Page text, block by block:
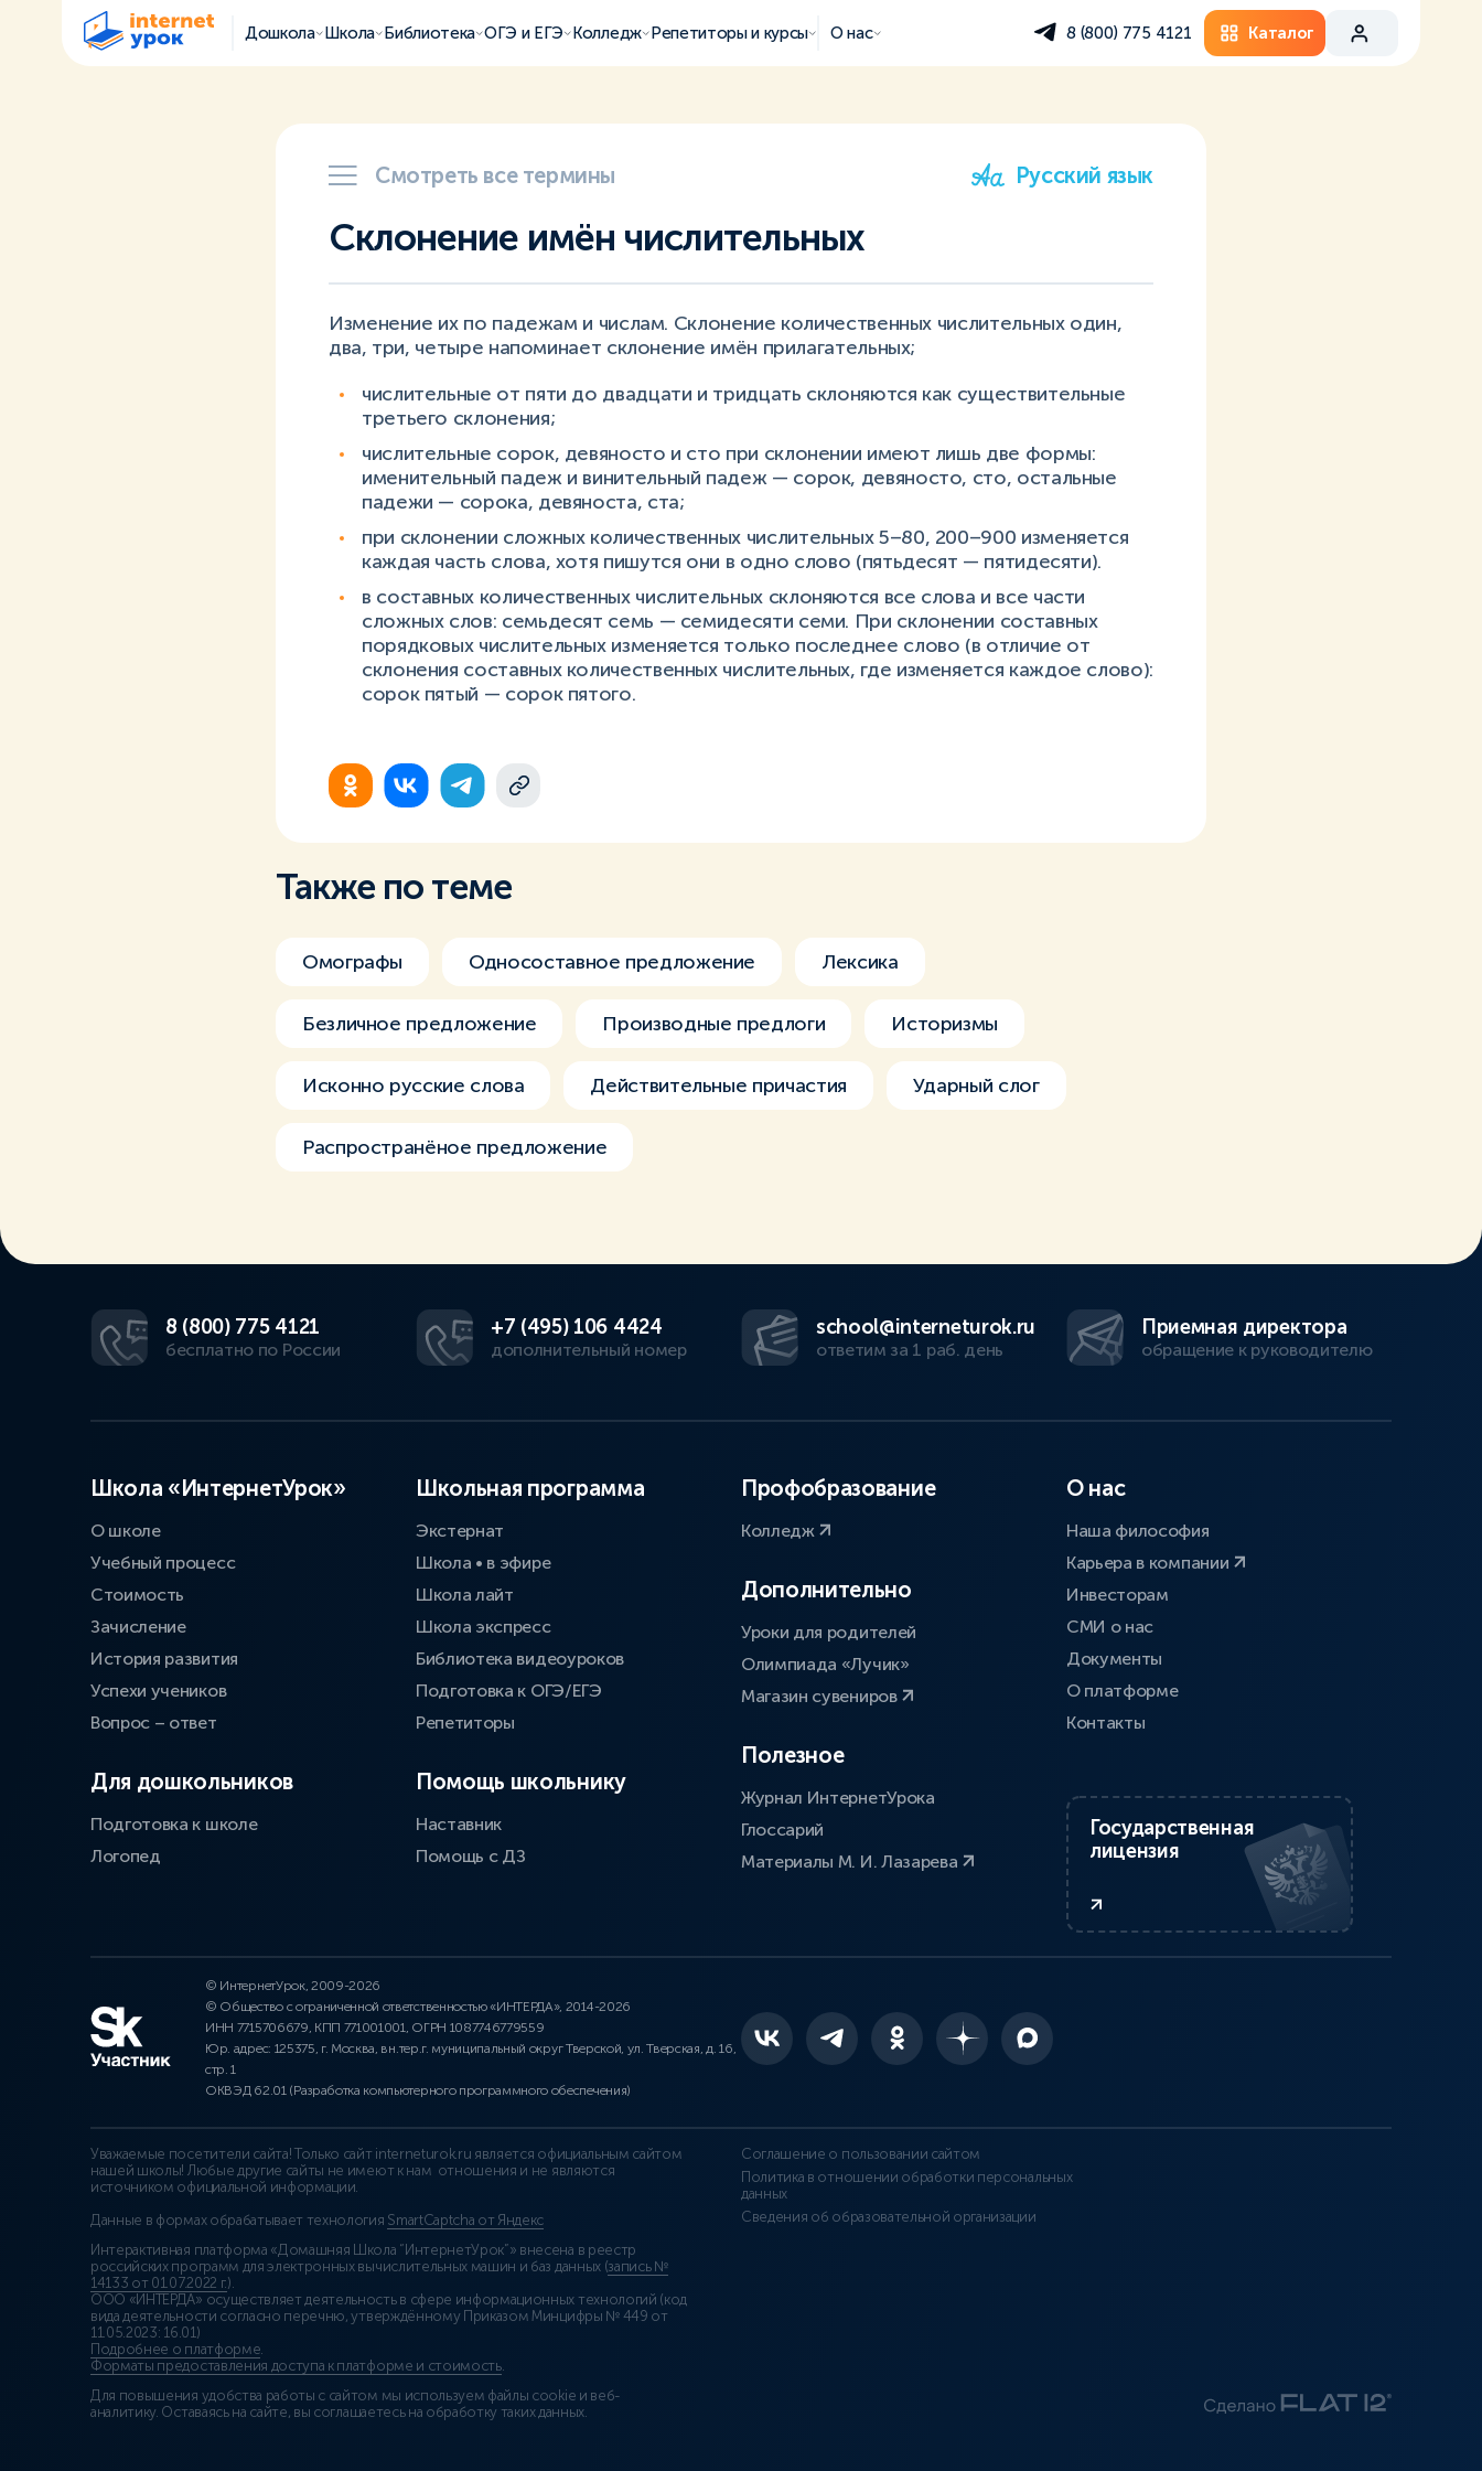
Дошкола Школа Библиотека ОГЭ и ЕГЭ Колледж Репетиторы и курсы О нас 8 (800) 775 4121 Каталог
Смотреть все термины Русский язык
Склонение имён числительных
Изменение их по падежам и числам. Склонение количественных числительных один,
два, три, четыре напоминает склонение имён прилагательных;
числительные от пяти до двадцати и тридцать склоняются как существительные
третьего склонения;
числительные сорок, девяносто и сто при склонении имеют лишь две формы:
именительный падеж и винительный падеж — сорок, девяносто, сто, остальные
падежи — сорока, девяноста, ста;
при склонении сложных количественных числительных 5–80, 200–900 изменяется
каждая часть слова, хотя пишутся они в одно слово (пятьдесят — пятидесяти).
в составных количественных числительных склоняются все слова и все части
сложных слов: семьдесят семь — семидесяти семи. При склонении составных
порядковых числительных изменяется только последнее слово (в отличие от
склонения составных количественных числительных, где изменяется каждое слово):
сорок пятый — сорок пятого.
Также по теме
Омографы Односоставное предложение Лексика
Безличное предложение Производные предлоги Историзмы
Исконно русские слова Действительные причастия Ударный слог
Распространёное предложение
8 (800) 775 4121
бесплатно по России
+7 (495) 106 4424
дополнительный номер
school@interneturok.ru
ответим за 1 раб. день
Приемная директора
обращение к руководителю
Школа «ИнтернетУрок»
О школе
Учебный процесс
Стоимость
Зачисление
История развития
Успехи учеников
Вопрос – ответ
Для дошкольников
Подготовка к школе
Логопед
Школьная программа
Экстернат
Школа • в эфире
Школа лайт
Школа экспресс
Библиотека видеоуроков
Подготовка к ОГЭ/ЕГЭ
Репетиторы
Помощь школьнику
Наставник
Помощь с ДЗ
Профобразование
Колледж
Дополнительно
Уроки для родителей
Олимпиада «Лучик»
Магазин сувениров
Полезное
Журнал ИнтернетУрока
Глоссарий
Материалы М. И. Лазарева
О нас
Наша философия
Карьера в компании
Инвесторам
СМИ о нас
Документы
О платформе
Контакты
Государственная
лицензия
© ИнтернетУрок, 2009-2026
© Общество с ограниченной ответственностью «ИНТЕРДА», 2014-2026
ИНН 7715706679, КПП 771001001, ОГРН 1087746779559
Юр. адрес: 125375, г. Москва, вн.тер.г. муниципальный округ Тверской, ул. Тверская, д. 16,
стр. 1
ОКВЭД 62.01 (Разработка компьютерного программного обеспечения)
Уважаемые посетители сайта! Только сайт interneturok.ru является официальным сайтом
нашей школы! Любые другие сайты не имеют к нам отношения и не являются
источником официальной информации.
Данные в формах обрабатывает технология SmartCaptcha от Яндекс
Интерактивная платформа «Домашняя Школа “ИнтернетУрок”» внесена в реестр
российских программ для электронных вычислительных машин и баз данных (запись №
14133 от 01.07.2022 г.).
ООО «ИНТЕРДА» осуществляет деятельность в сфере информационных технологий (код
вида деятельности согласно перечню, утверждённому Приказом Минцифры № 449 от
11.05.2023: 16.01)
Подробнее о платформе.
Форматы предоставления доступа к платформе и стоимость.
Для повышения удобства работы с сайтом мы используем файлы cookie и веб-
аналитику. Оставаясь на сайте, вы соглашаетесь на обработку таких данных.
Соглашение о пользовании сайтом
Политика в отношении обработки персональных
данных
Сведения об образовательной организации